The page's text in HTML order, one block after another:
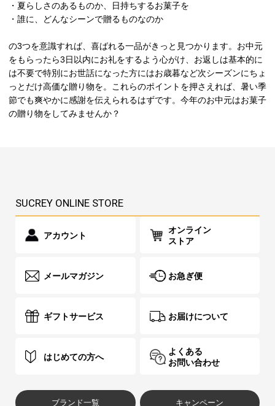
・夏らしさのあるものか、日持ちするお菓子を
・誰に、どんなシーンで贈るものなのか
の3つを意識すれば、喜ばれる一品がきっと見つかります。お中元
をもらったら3日以内にお礼をするよう心がけ、お返しは基本的に
は不要で特別にお世話になった方にはお歳暮など次シーズンにちょ
っとだけ高価な贈り物を。これらのポイントを押さえれば、暑い季
節でも爽やかに感謝を伝えられるはずです。今年のお中元はお菓子
の贈り物をしてみませんか？
SUCREY ONLINE STORE
アカウント
オンライン
ストア
メールマガジン お急ぎ便
ギフトサービス お届けについて
はじめての方へ
よくある
お問い合わせ
ブランド一覧 キャンペーン